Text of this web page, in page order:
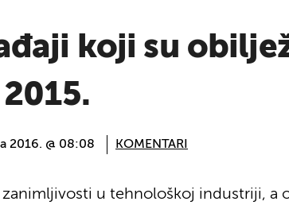
koji su
2016. @ 08:08 KOMENTARI
zanimljivosti u tehnološkoj industriji, a